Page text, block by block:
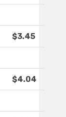
$3.45
$4.04